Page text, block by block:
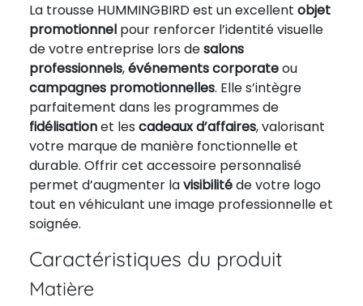
La trousse HUMMINGBIRD est un excellent objet
promotionnel pour renforcer l’identité visuelle
de votre entreprise lors desalons
professionnels,événements corporateou
campagnes promotionnelles. Elle s’intègre
parfaitement dans les programmes de
fidélisationet les cadeaux d’affaires, valorisant
votre marque de manière fonctionnelle et
durable. Offrir cet accessoire personnalisé
permet d’augmenter lavisibilitéde votre logo
tout en véhiculant une image professionnelle et
soignée.
Caractéristiques du produit
Matière